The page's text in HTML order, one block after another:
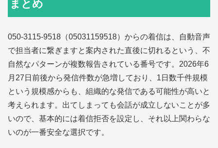
まとめ
050-3115-9518（05031159518）からの着信は、自動音声
で担当者に繋ぎますと案内された直後に切れるという、不
自然なパターンが複数報告されている番号です。2026年6
月27日前後から発信件数が急増しており、1日数千件規模
という規模感からも、組織的な発信である可能性が高いと
考えられます。出てしまっても会話が成立しないことが多
いので、基本的には着信拒否を設定し、それ以上関わらな
いのが一番安全な選択です。